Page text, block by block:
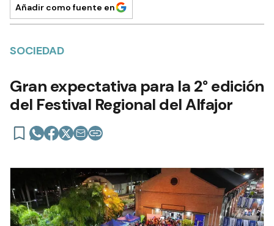
Añadir como fuente en
SOCIEDAD
Gran expectativa para la 2° edición
del Festival Regional del Alfajor